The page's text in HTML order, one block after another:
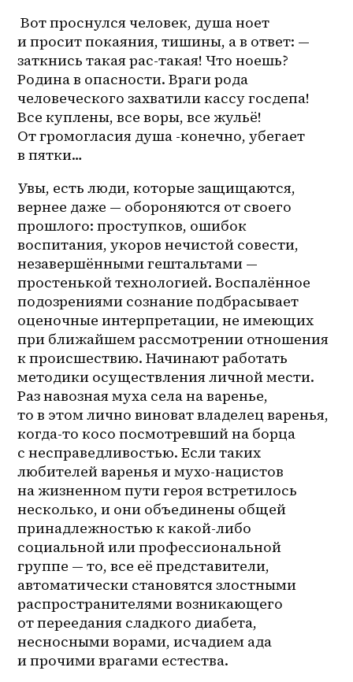
Вот проснулся человек, душа ноет
и просит покаяния, тишины, а в ответ: —
заткнись такая рас-такая! Что ноешь?
Родина в опасности. Враги рода
человеческого захватили кассу госдепа!
Все куплены, все воры, все жульё!
От громогласия душа -конечно, убегает
в пятки…
Увы, есть люди, которые защищаются,
вернее даже — обороняются от своего
прошлого: проступков, ошибок
воспитания, укоров нечистой совести,
незавершёнными гештальтами —
простенькой технологией. Воспалённое
подозрениями сознание подбрасывает
оценочные интерпретации, не имеющих
при ближайшем рассмотрении отношения
к происшествию. Начинают работать
методики осуществления личной мести.
Раз навозная муха села на варенье,
то в этом лично виноват владелец варенья,
когда-то косо посмотревший на борца
с несправедливостью. Если таких
любителей варенья и мухо-нацистов
на жизненном пути героя встретилось
несколько, и они объединены общей
принадлежностью к какой-либо
социальной или профессиональной
группе — то, все её представители,
автоматически становятся злостными
распространителями возникающего
от переедания сладкого диабета,
несносными ворами, исчадием ада
и прочими врагами естества.